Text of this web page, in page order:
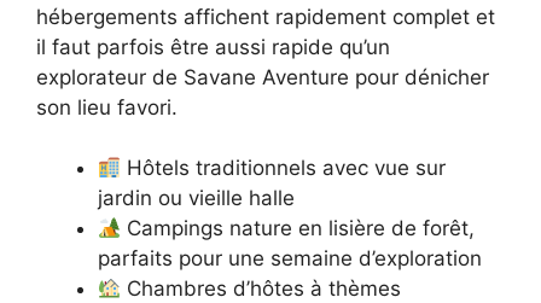
hébergements affichent rapidement complet et
il faut parfois être aussi rapide qu’un
explorateur de Savane Aventure pour dénicher
son lieu favori.
Hôtels traditionnels avec vue sur
jardin ou vieille halle
Campings nature en lisière de forêt,
parfaits pour une semaine d’exploration
Chambres d’hôtes à thèmes